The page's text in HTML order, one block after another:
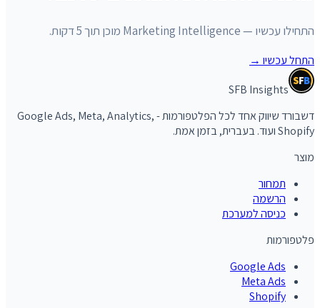
התחילו עכשיו — Marketing Intelligence מוכן תוך 5 דקות.
התחל עכשיו →
SFB
SFB Insights
דשבורד שיווק אחד לכל הפלטפורמות - Google Ads, Meta, Analytics,
Shopify ועוד. בעברית, בזמן אמת.
מוצר
תמחור
הרשמה
כניסה למערכת
פלטפורמות
Google Ads
Meta Ads
Shopify